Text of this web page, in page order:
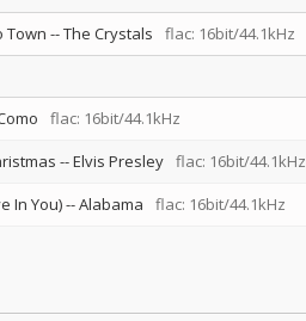
Town --The Crystals flac: 16bit/44.1kHz
flac: 16bit/44.1kHz
--Elvis Presley flac: 16bit/44.1kHz
In You)--Alabama flac: 16bit/44.1kHz